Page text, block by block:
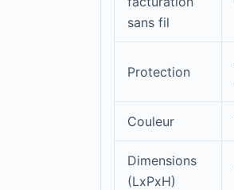
sans fil
Protection
Couleur
Dimensions
(LxPxH)